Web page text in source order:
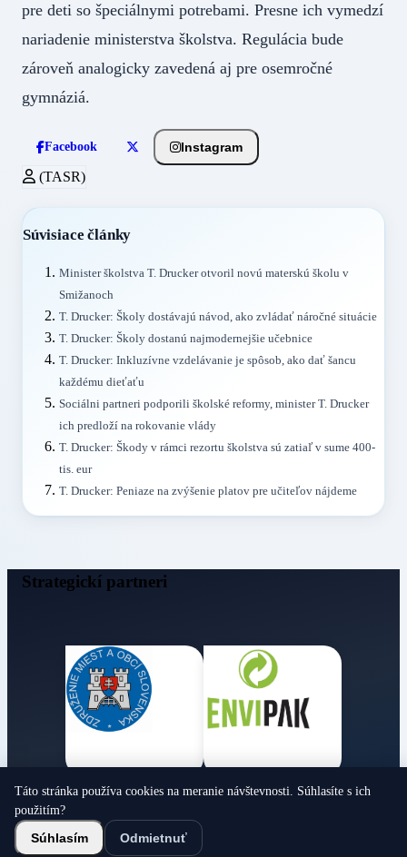
pre deti so špeciálnymi potrebami. Presne ich vymedzí
nariadenie ministerstva školstva. Regulácia bude
zároveň analogicky zavedená aj pre osemročné
gymnáziá.
Facebook Instagram
(TASR)
Súvisiace články
Minister školstva T. Drucker otvoril novú materskú školu v
Smižanoch
T. Drucker: Školy dostávajú návod, ako zvládať náročné situácie
T. Drucker: Školy dostanú najmodernejšie učebnice
T. Drucker: Inkluzívne vzdelávanie je spôsob, ako dať šancu
každému dieťaťu
Sociálni partneri podporili školské reformy, minister T. Drucker
ich predloží na rokovanie vlády
T. Drucker: Škody v rámci rezortu školstva sú zatiaľ v sume 400-
tis. eur
T. Drucker: Peniaze na zvýšenie platov pre učiteľov nájdeme
Strategickí partneri
Obecné noviny
© 2026 Všetky práva vyhradené
Táto stránka používa cookies na meranie návštevnosti. Súhlasíte s ich
použitím?
Súhlasím Odmietnuť